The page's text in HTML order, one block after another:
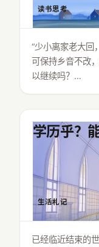
读书思考
“少小离家老大回
可保持乡音不改
以继续吗？…
学历乎？
生活札记
已经临近结束的